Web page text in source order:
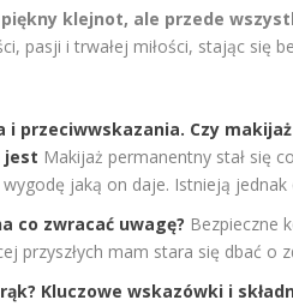
klejnot, ale przede
pasji i trwałej miłości, stając się
przeciwwskazania. Czy
jest Makijaż permanentny stał się
jaką on daje. Istnieją jednak
co zwracać uwagę? Bezpieczne
przyszłych mam stara się dbać o
Kluczowe wskazówki i